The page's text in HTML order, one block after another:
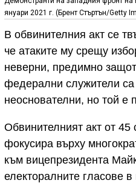
януари 2021 г. (Брент Стъртън/Getty
В обвинителния акт се
че атаките му срещу
неверни, предимно
федерални служители са
неоснователни, но той е
Обвинителният акт от
фокусира върху
към вицепрезидента
електоралните гласове